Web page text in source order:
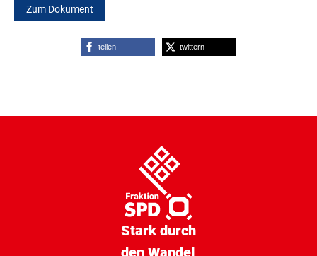
Zum Dokument
teilen twittern
Stark durch